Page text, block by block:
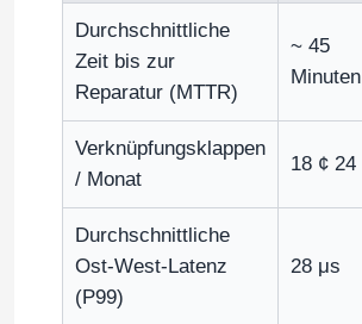
Angebot anfordern
Optisches Transceiver -Modul
Mellanox-Netz-Schalter
Mellanox-Netzwerkkarte
Durchschnittliche
Zeit bis zur
Reparatur (MTTR)
~ 45
Minuten
Verknüpfungsklappen
/ Monat
18 ¢ 24
Durchschnittliche
Ost-West-Latenz
(P99)
28 μs